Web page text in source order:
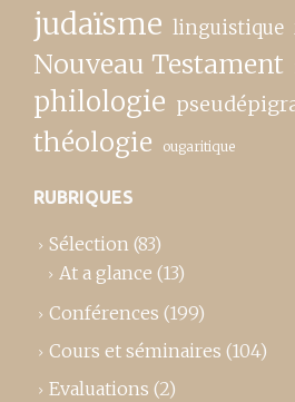
judaïsme linguistique
Nouveau Testament
philologie
théologie ougaritique
RUBRIQUES
Sélection (83)
At a glance (13)
Conférences (199)
Cours et séminaires (104)
Evaluations (2)